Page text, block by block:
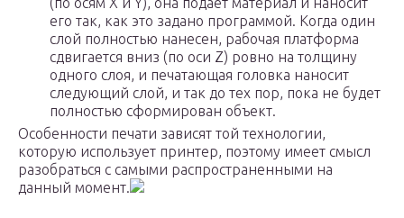
его так, как это задано программой. Когда один
слой полностью нанесен, рабочая платформа
сдвигается вниз (по оси Z) ровно на толщину
одного слоя, и печатающая головка наносит
следующий слой, и так до тех пор, пока не будет
полностью сформирован объект.
Особенности печати зависят той технологии,
которую использует принтер, поэтому имеет смысл
разобраться с самыми распространенными на
данный момент.